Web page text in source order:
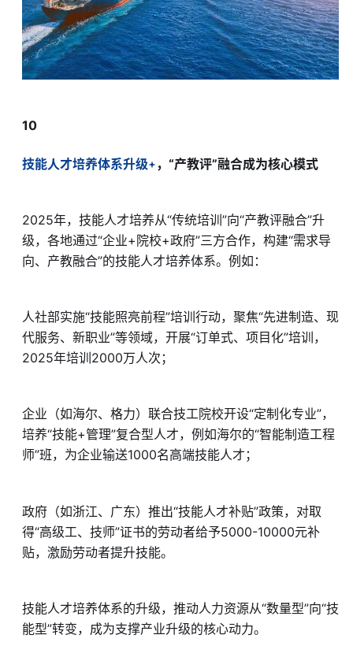
10
技能人才培养体系升级 ，“产教评”融合成为核心模式
2025年，技能人才培养从“传统培训”向“产教评融合”升
级，各地通过“企业+院校+政府”三方合作，构建“需求导
向、产教融合”的技能人才培养体系。例如：
人社部实施“技能照亮前程”培训行动，聚焦“先进制造、现
代服务、新职业”等领域，开展“订单式、项目化”培训，
2025年培训2000万人次；
企业（如海尔、格力）联合技工院校开设“定制化专业”，
培养“技能+管理”复合型人才，例如海尔的“智能制造工程
师”班，为企业输送1000名高端技能人才；
政府（如浙江、广东）推出“技能人才补贴”政策，对取
得“高级工、技师”证书的劳动者给予5000-10000元补
贴，激励劳动者提升技能。
技能人才培养体系的升级，推动人力资源从“数量型”向“技
能型”转变，成为支撑产业升级的核心动力。